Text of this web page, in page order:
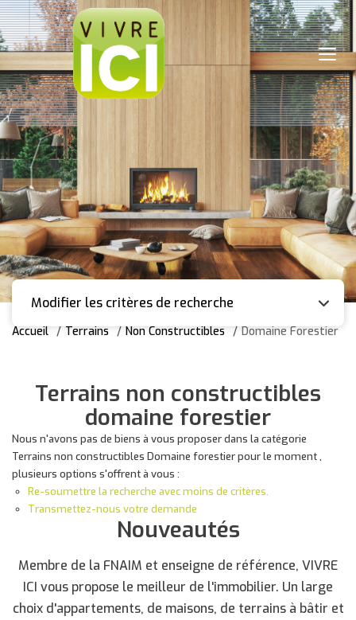
Modifier les critères de recherche
Accueil Terrains Non Constructibles Domaine Forestier
Terrains non constructibles
domaine forestier
Nous n'avons pas de biens à vous proposer dans la catégorie
Terrains non constructibles Domaine forestier pour le moment ,
plusieurs options s'offrent à vous :
Re-soumettre la recherche avec moins de critères.
Transmettez-nous votre demande
Nouveautés
Membre de la FNAIM et enseigne de référence, VIVRE
ICI vous propose le meilleur de l'immobilier. Un large
choix d'appartements, de maisons, de terrains à bâtir et